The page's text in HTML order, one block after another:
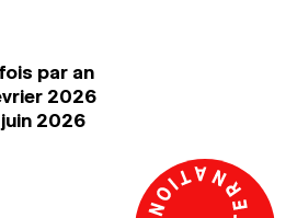
par an
2026
juin 2026